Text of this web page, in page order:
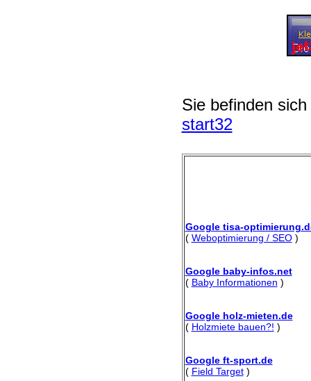
Sie befinden
start32
Google tisa-
( Weboptimierung / SEO)
Google baby-infos.net
( Baby Informationen )
Google holz-mieten.de
( Holzmiete bauen?! )
Google ft-sport.de
( Field Target)